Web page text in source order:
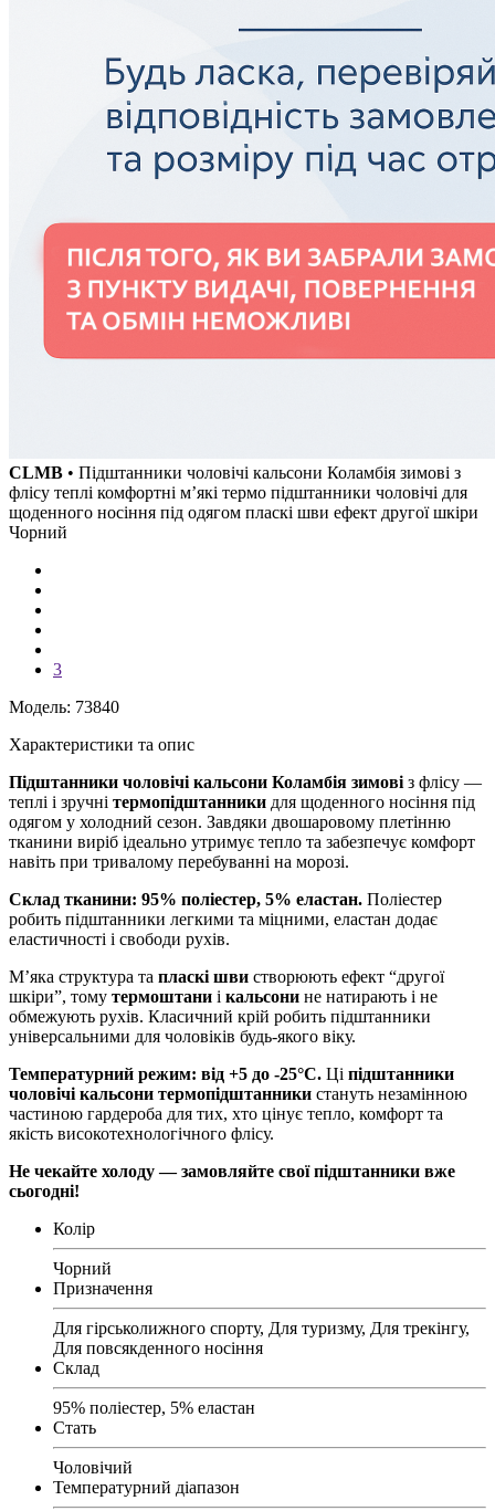
CLMB • Підштанники чоловічі кальсони Коламбія зимові з
флісу теплі комфортні м’які термо підштанники чоловічі для
щоденного носіння під одягом пласкі шви ефект другої шкіри
Чорний
3
Модель: 73840
Характеристики та опис
Підштанники чоловічі кальсони Коламбія зимові з флісу —
теплі і зручні термопідштанники для щоденного носіння під
одягом у холодний сезон. Завдяки двошаровому плетінню
тканини виріб ідеально утримує тепло та забезпечує комфорт
навіть при тривалому перебуванні на морозі.
Склад тканини: 95% поліестер, 5% еластан. Поліестер
робить підштанники легкими та міцними, еластан додає
еластичності і свободи рухів.
М’яка структура та пласкі шви створюють ефект “другої
шкіри”, тому термоштани і кальсони не натирають і не
обмежують рухів. Класичний крій робить підштанники
універсальними для чоловіків будь-якого віку.
Температурний режим: від +5 до -25°C. Ці підштанники
чоловічі кальсони термопідштанники стануть незамінною
частиною гардероба для тих, хто цінує тепло, комфорт та
якість високотехнологічного флісу.
Не чекайте холоду — замовляйте свої підштанники вже
сьогодні!
Колір
Чорний
Призначення
Для гірськолижного спорту, Для туризму, Для трекінгу,
Для повсякденного носіння
Склад
95% поліестер, 5% еластан
Стать
Чоловічий
Температурний діапазон